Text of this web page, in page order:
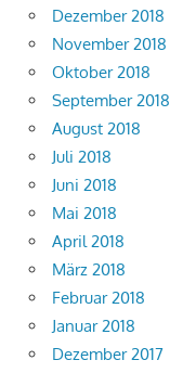
Dezember 2018
November 2018
Oktober 2018
September 2018
August 2018
Juli 2018
Juni 2018
Mai 2018
April 2018
März 2018
Februar 2018
Januar 2018
Dezember 2017